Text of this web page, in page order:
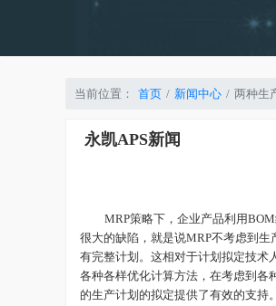
当前位置： 首页 新闻中心 两种生
永凯APS新闻
MRP策略下，企业产品利用
很大的缺陷，就是说MRP不考虑到
有完整计划。这相对于计划拟定技术
各种各样优化计算方法，在考虑到各
的生产计划的拟定提供了有效的支持